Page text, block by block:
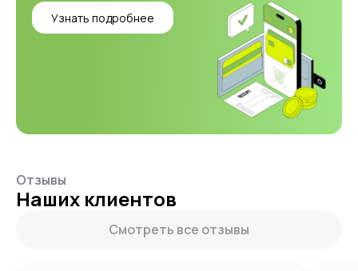
Узнать подробнее
Отзывы
Наших клиентов
Смотреть все отзывы